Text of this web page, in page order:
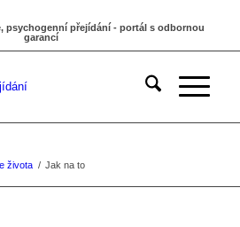
psychogenní přejídání - portál s odbornou
garancí
života / Jak na to